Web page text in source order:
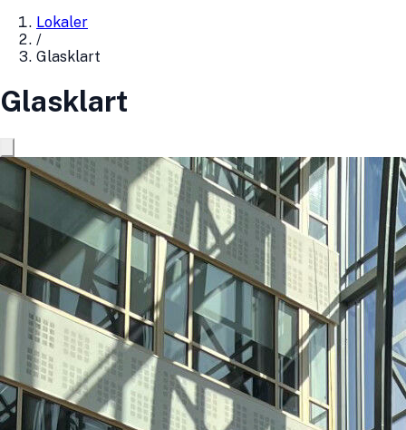
Lokaler
/
Glasklart
Glasklart